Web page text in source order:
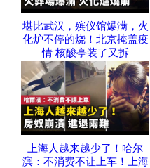
堪比武汉，殡仪馆爆满，火
化炉不停的烧！北京掩盖疫
情 核酸亭装了又拆
上海人越来越少了！哈尔
滨：不消费不让上车！上海